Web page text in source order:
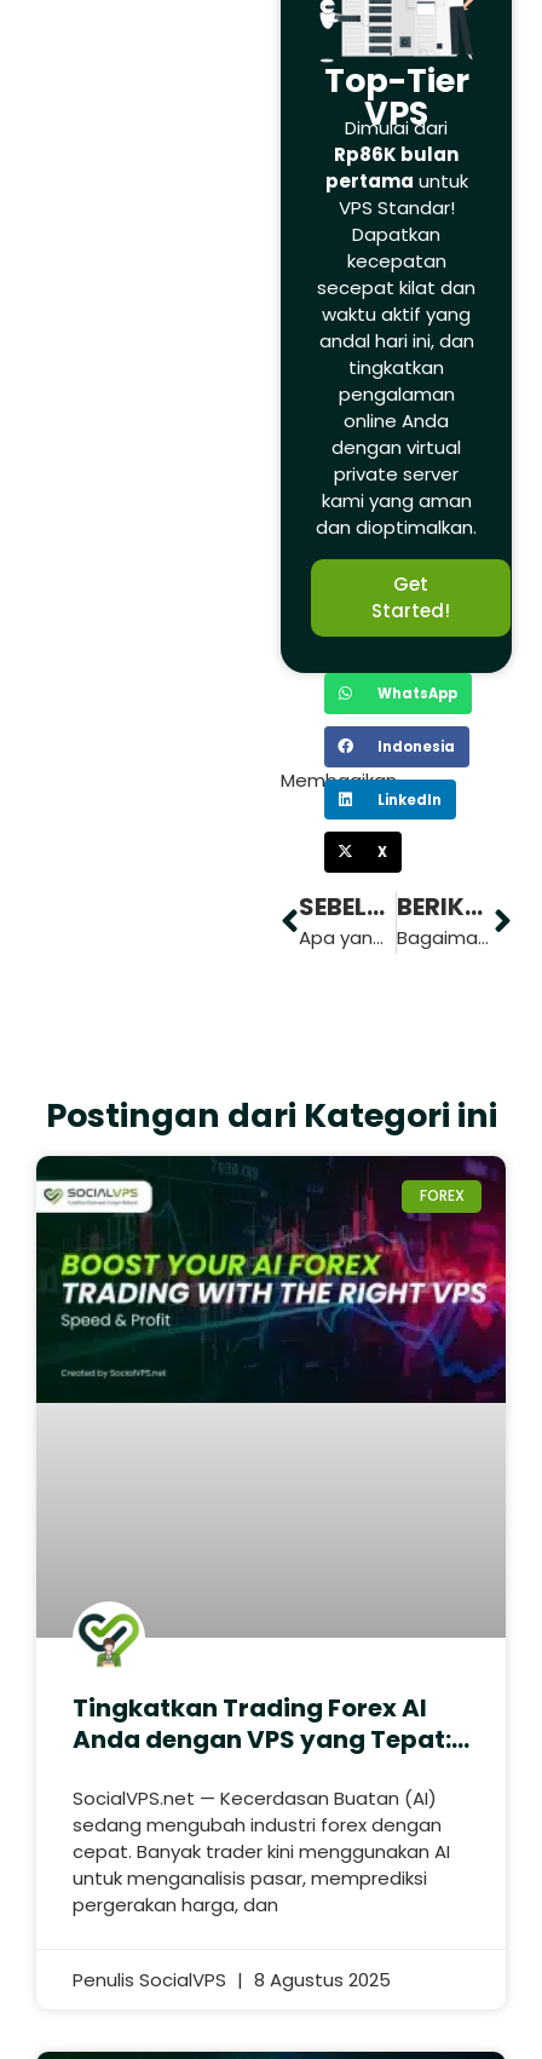
Top-Tier
VPS
Dimulai dari
Rp86K bulan
pertama untuk
VPS Standar!
Dapatkan
kecepatan
secepat kilat dan
waktu aktif yang
andal hari ini, dan
tingkatkan
pengalaman
online Anda
dengan virtual
private server
kami yang aman
dan dioptimalkan.
Get
Started!
Membagikan
WhatsApp
Indonesia
LinkedIn
X
SEBELUMNYA
Apa yang dimaksud dengan Saluran dalam Forex? Cara Kerja dan Manfaatnya
BERIKUTNYA
Bagaimana Cara Membuat Rencana Trading yang Efektif untuk Forex?
Postingan dari Kategori ini
FOREX
Tingkatkan Trading Forex AI
Anda dengan VPS yang Tepat:
SocialVPS.net — Kecerdasan Buatan (AI)
sedang mengubah industri forex dengan
cepat. Banyak trader kini menggunakan AI
untuk menganalisis pasar, memprediksi
pergerakan harga, dan
Penulis SocialVPS 8 Agustus 2025